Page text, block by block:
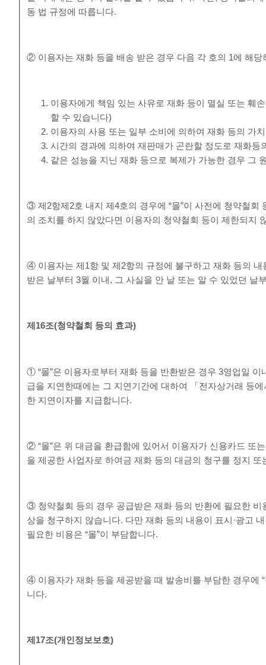
동 법 규정에 따릅니다.
② 이용자는 재화 등을 배송 받은 경우 다음 각 호의 1에 해
이용자에게 책임 있는 사유로 재화 등이 멸실 또는 훼
할 수 있습니다)
이용자의 사용 또는 일부 소비에 의하여 재화 등의 가
시간의 경과에 의하여 재판매가 곤란할 정도로 재화등
같은 성능을 지닌 재화 등으로 복제가 가능한 경우 그
③ 제2항제2호 내지 제4호의 경우에 “몰”이 사전에 청약철
의 조치를 하지 않았다면 이용자의 청약철회 등이 제한되지
④ 이용자는 제1항 및 제2항의 규정에 불구하고 재화 등의
받은 날부터 3월 이내, 그 사실을 안 날 또는 알 수 있었던 날
제 16조(청약철회 등의 효과)
① “몰”은 이용자로부터 재화 등을 반환받은 경우 3영업일
급을 지연한때에는 그 지연기간에 대하여 「전자상거래 등
한 지연이자를 지급합니다.
② “몰”은 위 대금을 환급함에 있어서 이용자가 신용카드 또
을 제공한 사업자로 하여금 재화 등의 대금의 청구를 정지
③ 청약철회 등의 경우 공급받은 재화 등의 반환에 필요한 비
상을 청구하지 않습니다. 다만 재화 등의 내용이 표시·광고
필요한 비용은 “몰”이 부담합니다.
④ 이용자가 재화 등을 제공받을 때 발송비를 부담한 경우에
니다.
제 17조(개인정보보호)